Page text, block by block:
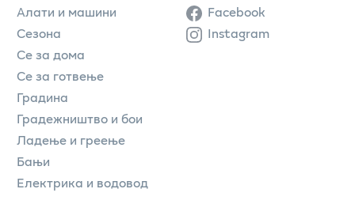
Алати и машини
Сезона
Се за дома
Се за готвење
Градина
Градежништво и бои
Ладење и греење
Бањи
Електрика и водовод
Facebook
Instagram